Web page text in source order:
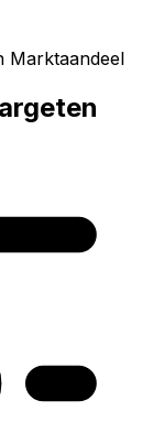
Marktaandeel